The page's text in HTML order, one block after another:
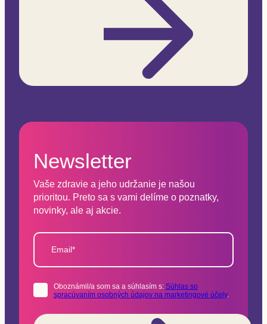
Newsletter
Vaše zdravie a jeho udržanie je našou
prioritou. Preto sa s vami delíme o poznatky,
novinky, ale aj akcie.
Email*
Oboznámil/a som sa a súhlasím s: Súhlas so
spracúvaním osobných údajov na marketingové účely.